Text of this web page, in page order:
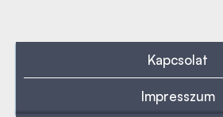
Kapcsolat
Impresszum